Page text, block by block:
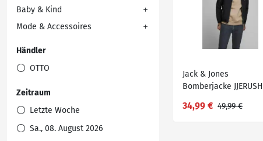
Baby & Kind
Mode & Accessoires
Händler
OTTO
Zeitraum
Letzte Woche
Sa., 08. August 2026
Jack & Jones
Bomberjacke JJERUSH
34,99 € 49,99 €